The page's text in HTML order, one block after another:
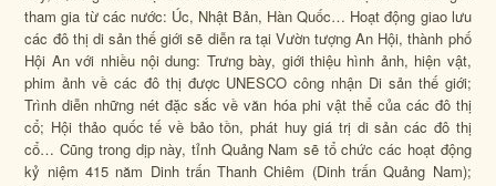
tham gia từ các nước: Úc, Nhật Bản, Hàn Quốc… Hoạt động giao lưu
các đô thị di sản thế giới sẽ diễn ra tại Vườn tượng An Hội, thành phố
Hội An với nhiều nội dung: Trưng bày, giới thiệu hình ảnh, hiện vật,
phim ảnh về các đô thị được UNESCO công nhận Di sản thế giới;
Trình diễn những nét đặc sắc về văn hóa phi vật thể của các đô thị
cổ; Hội thảo quốc tế về bảo tồn, phát huy giá trị di sản các đô thị
cổ… Cũng trong dịp này, tỉnh Quảng Nam sẽ tổ chức các hoạt động
kỷ niệm 415 năm Dinh trấn Thanh Chiêm (Dinh trấn Quảng Nam);